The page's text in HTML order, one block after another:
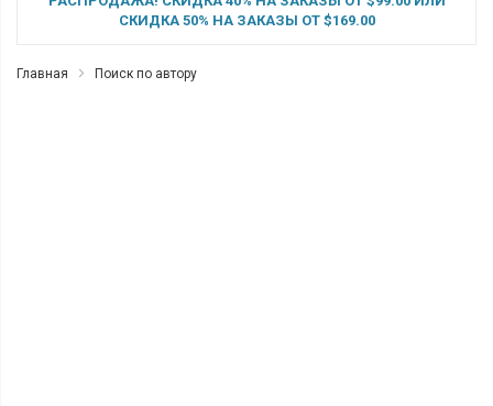
СКИДКА 50% НА ЗАКАЗЫ ОТ $169.00
Главная Поиск по автору